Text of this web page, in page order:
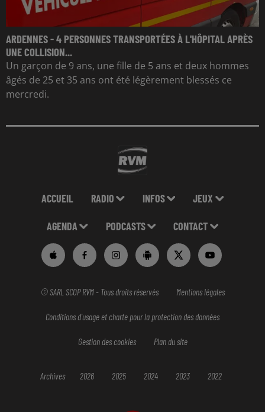
ARDENNES - 4 PERSONNES TRANSPORTÉES À L'HÔPITAL APRÈS
UNE COLLISION...
Un garçon de 9 ans, une fille de 5 ans et deux hommes
âgés de 25 et 35 ans ont été légèrement blessés ce
mercredi.
ACCUEIL RADIO INFOS JEUX
AGENDA PODCASTS CONTACT
© SARL SCOP RVM - Tous droits réservés Mentions légales
Conditions d'usage et charte pour la protection des données
Gestion des cookies Plan du site
Archives 2026 2025 2024 2023 2022